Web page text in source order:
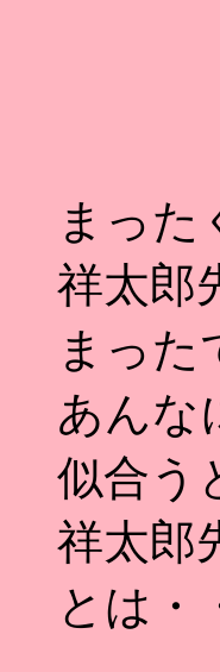
まった
祥太郎
まった
あんな
似合う
祥太郎
とは・